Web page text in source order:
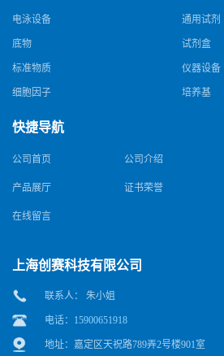
电泳设备 通用试剂
底物 试剂盒
标准物质 仪器设备
细胞因子 培养基
快捷导航
公司首页 公司介绍
产品展厅 证书荣誉
在线留言
上海创赛科技有限公司
联系人： 朱小姐
电话：15900651918
地址：嘉定区天祝路789弄2号楼901室